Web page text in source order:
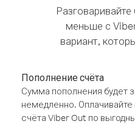
меньше с
вариант,
Пополнение счёта
Сумма пополнения будет
немедленно.
счёта Viber Out по